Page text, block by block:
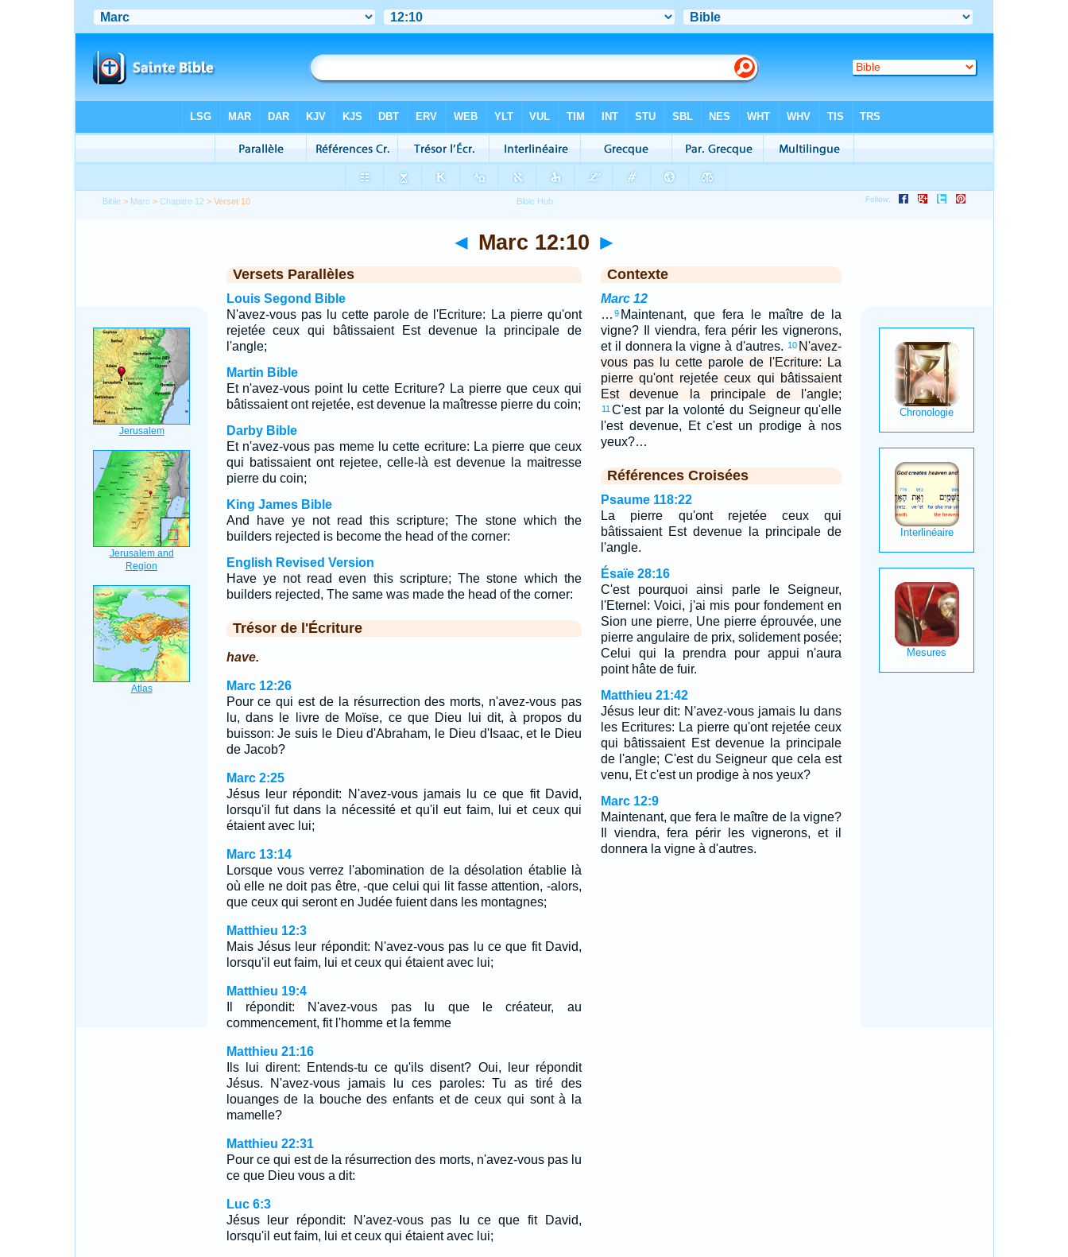
Bible > Marc >Chapitre 12 > Verset 10
◄ Marc 12:10 ►
Versets Parallèles
Louis Segond Bible
N'avez-vous pas lu cette parole de l'Ecriture: La pierre qu'ont
rejetée ceux qui bâtissaient Est devenue la principale de
l'angle;
Martin Bible
Et n'avez-vous point lu cette Ecriture? La pierre que ceux qui
bâtissaient ont rejetée, est devenue la maîtresse pierre du coin;
Darby Bible
Et n'avez-vous pas meme lu cette ecriture: La pierre que ceux
qui batissaient ont rejetee, celle-là est devenue la maitresse
pierre du coin;
King James Bible
And have ye not read this scripture; The stone which the
builders rejected is become the head of the corner:
English Revised Version
Have ye not read even this scripture; The stone which the
builders rejected, The same was made the head of the corner:
Trésor de l'Écriture
have.
Marc 12:26
Pour ce qui est de la résurrection des morts, n'avez-vous pas
lu, dans le livre de Moïse, ce que Dieu lui dit, à propos du
buisson: Je suis le Dieu d'Abraham, le Dieu d'Isaac, et le Dieu
de Jacob?
Marc 2:25
Jésus leur répondit: N'avez-vous jamais lu ce que fit David,
lorsqu'il fut dans la nécessité et qu'il eut faim, lui et ceux qui
étaient avec lui;
Marc 13:14
Lorsque vous verrez l'abomination de la désolation établie là
où elle ne doit pas être, -que celui qui lit fasse attention, -alors,
que ceux qui seront en Judée fuient dans les montagnes;
Matthieu 12:3
Mais Jésus leur répondit: N'avez-vous pas lu ce que fit David,
lorsqu'il eut faim, lui et ceux qui étaient avec lui;
Matthieu 19:4
Il répondit: N'avez-vous pas lu que le créateur, au
commencement, fit l'homme et la femme
Matthieu 21:16
Ils lui dirent: Entends-tu ce qu'ils disent? Oui, leur répondit
Jésus. N'avez-vous jamais lu ces paroles: Tu as tiré des
louanges de la bouche des enfants et de ceux qui sont à la
mamelle?
Matthieu 22:31
Pour ce qui est de la résurrection des morts, n'avez-vous pas lu
ce que Dieu vous a dit:
Luc 6:3
Jésus leur répondit: N'avez-vous pas lu ce que fit David,
lorsqu'il eut faim, lui et ceux qui étaient avec lui;
Contexte
Marc 12
… 9 Maintenant, que fera le maître de la
vigne? Il viendra, fera périr les vignerons,
et il donnera la vigne à d'autres. 10 N'avez-
vous pas lu cette parole de l'Ecriture: La
pierre qu'ont rejetée ceux qui bâtissaient
Est devenue la principale de l'angle;
11 C'est par la volonté du Seigneur qu'elle
l'est devenue, Et c'est un prodige à nos
yeux?…
Références Croisées
Psaume 118:22
La pierre qu'ont rejetée ceux qui
bâtissaient Est devenue la principale de
l'angle.
Ésaïe 28:16
C'est pourquoi ainsi parle le Seigneur,
l'Eternel: Voici, j'ai mis pour fondement en
Sion une pierre, Une pierre éprouvée, une
pierre angulaire de prix, solidement posée;
Celui qui la prendra pour appui n'aura
point hâte de fuir.
Matthieu 21:42
Jésus leur dit: N'avez-vous jamais lu dans
les Ecritures: La pierre qu'ont rejetée ceux
qui bâtissaient Est devenue la principale
de l'angle; C'est du Seigneur que cela est
venu, Et c'est un prodige à nos yeux?
Marc 12:9
Maintenant, que fera le maître de la vigne?
Il viendra, fera périr les vignerons, et il
donnera la vigne à d'autres.